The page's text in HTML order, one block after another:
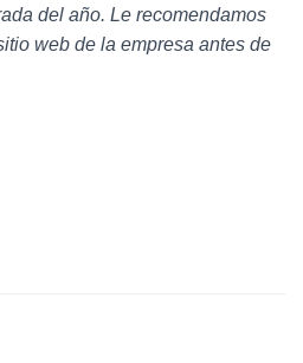
del año. Le recomendamos
web de la empresa antes de